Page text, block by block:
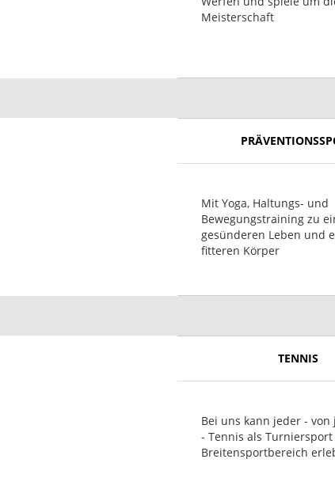
Meisterschaft
Mit Yoga, Haltungs- und
Bewegungstraining zu
gesünderen Leben und
fitteren Körper
TENNIS
Bei uns kann jeder -
- Tennis als
Breitensportbereich